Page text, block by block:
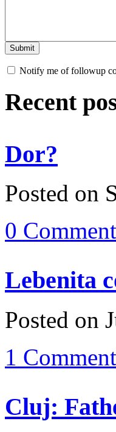
Notify me of followup
Recent
Dor?
Posted on
0 Comment
Lebenita
Posted on
1 Comment
Cluj: